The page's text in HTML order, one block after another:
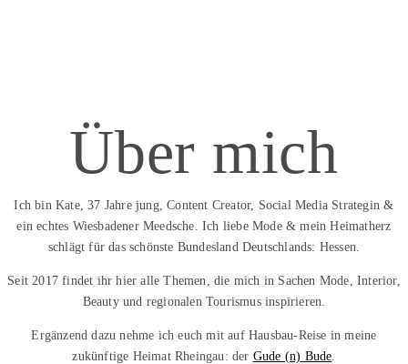
Über mich
Ich bin Kate, 37 Jahre jung, Content Creator, Social Media Strategin &
ein echtes Wiesbadener Meedsche. Ich liebe Mode & mein Heimatherz
schlägt für das schönste Bundesland Deutschlands: Hessen.
Seit 2017 findet ihr hier alle Themen, die mich in Sachen Mode, Interior,
Beauty und regionalen Tourismus inspirieren.
Ergänzend dazu nehme ich euch mit auf Hausbau-Reise in meine
zukünftige Heimat Rheingau: der Gude (n) Bude